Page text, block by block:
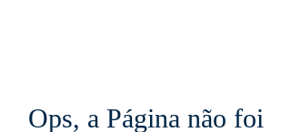
Ops, a Página não foi